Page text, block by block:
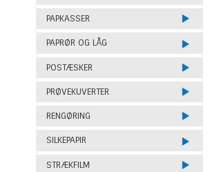
PAPKASSER
PAPRØR OG LÅG
POSTÆSKER
PRØVEKUVERTER
RENGØRING
SILKEPAPIR
STRÆKFILM